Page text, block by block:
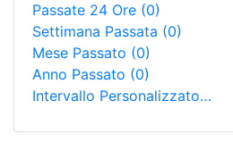
Passate 24 Ore (0)
Settimana Passata (0)
Mese Passato (0)
Anno Passato (0)
Intervallo Personalizzato…